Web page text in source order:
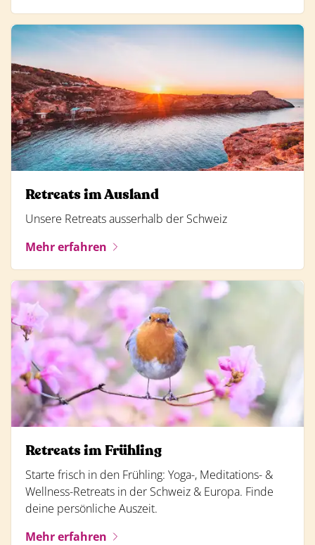
Retreats im Ausland
Unsere Retreats ausserhalb der Schweiz
Mehr erfahren
Retreats im Frühling
Starte frisch in den Frühling: Yoga-, Meditations- &
Wellness-Retreats in der Schweiz & Europa. Finde
deine persönliche Auszeit.
Mehr erfahren